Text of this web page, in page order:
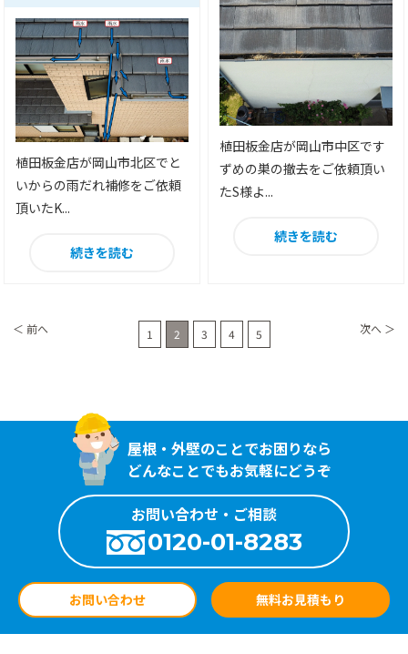
植田板金店が岡山市北区でと
いからの雨だれ補修をご依頼
頂いたK...
続きを読む
植田板金店が岡山市中区です
ずめの巣の撤去をご依頼頂い
たS様よ...
続きを読む
＜ 前へ 1 2 3 4 5 次へ ＞
屋根・外壁のことでお困りなら
どんなことでもお気軽にどうぞ
お問い合わせ・ご相談
0120-01-8283
お問い合わせ 無料お見積もり